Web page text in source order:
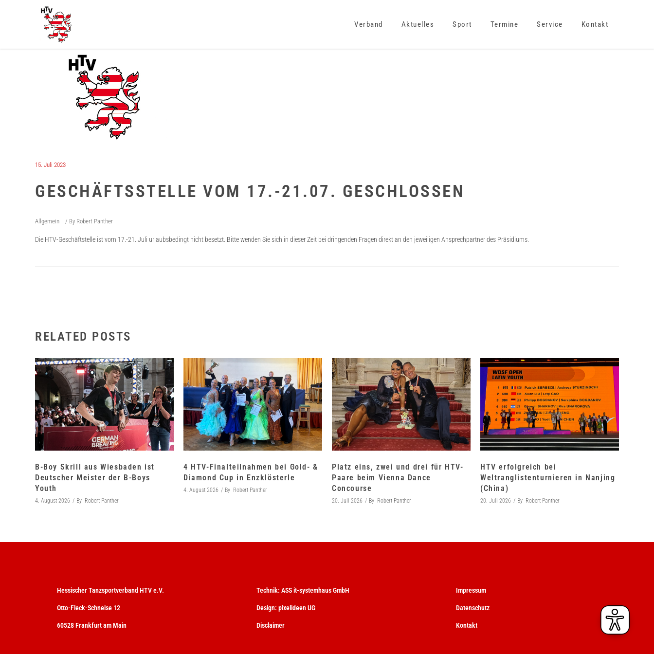
Verband Aktuelles Sport Termine Service Kontakt
15. Juli 2023
GESCHÄFTSSTELLE VOM 17.-21.07. GESCHLOSSEN
Allgemein By Robert Panther
Die HTV-Geschäftstelle ist vom 17.-21. Juli urlaubsbedingt nicht besetzt. Bitte wenden Sie sich in dieser Zeit bei dringenden Fragen direkt an den jeweiligen Ansprechpartner des Präsidiums.
RELATED POSTS
B-Boy Skrill aus Wiesbaden ist
Deutscher Meister der B-Boys
Youth
4. August 2026 By Robert Panther
4 HTV-Finalteilnahmen bei Gold- &
Diamond Cup in Enzklösterle
4. August 2026 By Robert Panther
Platz eins, zwei und drei für HTV-
Paare beim Vienna Dance
Concourse
20. Juli 2026 By Robert Panther
HTV erfolgreich bei
Weltranglistenturnieren in Nanjing
(China)
20. Juli 2026 By Robert Panther
Hessischer Tanzsportverband HTV e.V.
Otto-Fleck-Schneise 12
60528 Frankfurt am Main
Technik: ASS it-systemhaus GmbH
Design: pixelideen UG
Disclaimer
Impressum
Datenschutz
Kontakt